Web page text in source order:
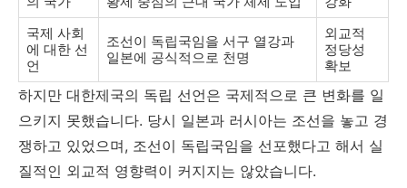
국제 사회
에 대한 선
언
조선이 독립국임을 서구 열강과
일본에 공식적으로 천명
외교적
정당성
확보
하지만 대한제국의 독립 선언은 국제적으로 큰 변화를 일
으키지 못했습니다. 당시 일본과 러시아는 조선을 놓고 경
쟁하고 있었으며, 조선이 독립국임을 선포했다고 해서 실
질적인 외교적 영향력이 커지지는 않았습니다.